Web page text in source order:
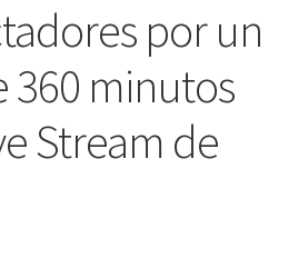
por un
minutos
Stream de